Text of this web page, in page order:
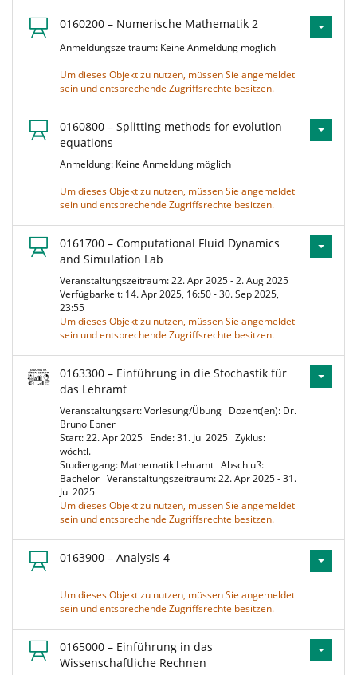
0160200 – Numerische Mathematik 2
Anmeldungszeitraum: Keine Anmeldung möglich
Um dieses Objekt zu nutzen, müssen Sie angemeldet
sein und entsprechende Zugriffsrechte besitzen.
0160800 – Splitting methods for evolution
equations
Anmeldung: Keine Anmeldung möglich
Um dieses Objekt zu nutzen, müssen Sie angemeldet
sein und entsprechende Zugriffsrechte besitzen.
0161700 – Computational Fluid Dynamics
and Simulation Lab
Veranstaltungszeitraum: 22. Apr 2025 - 2. Aug 2025
Verfügbarkeit: 14. Apr 2025, 16:50 - 30. Sep 2025,
23:55
Um dieses Objekt zu nutzen, müssen Sie angemeldet
sein und entsprechende Zugriffsrechte besitzen.
0163300 – Einführung in die Stochastik für
das Lehramt
Veranstaltungsart: Vorlesung/Übung Dozent(en): Dr.
Bruno Ebner
Start: 22. Apr 2025 Ende: 31. Jul 2025 Zyklus:
wöchtl.
Studiengang: Mathematik Lehramt Abschluß:
Bachelor Veranstaltungszeitraum: 22. Apr 2025 - 31.
Jul 2025
Um dieses Objekt zu nutzen, müssen Sie angemeldet
sein und entsprechende Zugriffsrechte besitzen.
0163900 – Analysis 4
Um dieses Objekt zu nutzen, müssen Sie angemeldet
sein und entsprechende Zugriffsrechte besitzen.
0165000 – Einführung in das
Wissenschaftliche Rechnen